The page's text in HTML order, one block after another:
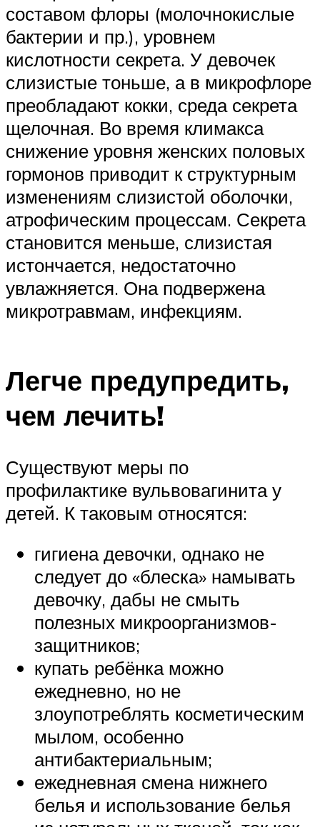
составом флоры (молочнокислые
бактерии и пр.), уровнем
кислотности секрета. У девочек
слизистые тоньше, а в микрофлоре
преобладают кокки, среда секрета
щелочная. Во время климакса
снижение уровня женских половых
гормонов приводит к структурным
изменениям слизистой оболочки,
атрофическим процессам. Секрета
становится меньше, слизистая
истончается, недостаточно
увлажняется. Она подвержена
микротравмам, инфекциям.
Легче предупредить,
чем лечить!
Существуют меры по
профилактике вульвовагинита у
детей. К таковым относятся:
гигиена девочки, однако не
следует до «блеска» намывать
девочку, дабы не смыть
полезных микроорганизмов-
защитников;
купать ребёнка можно
ежедневно, но не
злоупотреблять косметическим
мылом, особенно
антибактериальным;
ежедневная смена нижнего
белья и использование белья